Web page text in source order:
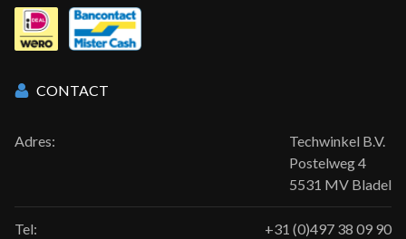
CONTACT
Adres:
Techwinkel B.V.
Postelweg 4
5531 MV Bladel
Tel: +31 (0)497 38 09 90